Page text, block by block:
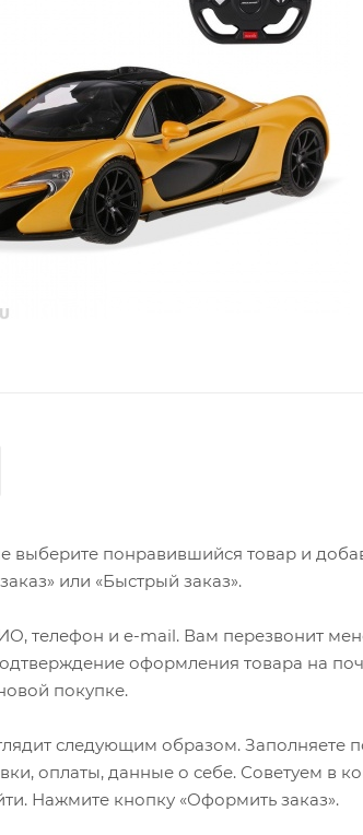
понравившийся товар и
или «Быстрый заказ».
телефон и e-mail. Вам перезвонит
оформления товара на
покупке.
следующим образом. Заполняете
оплаты, данные о себе. Советуем в
Нажмите кнопку «Оформить заказ».